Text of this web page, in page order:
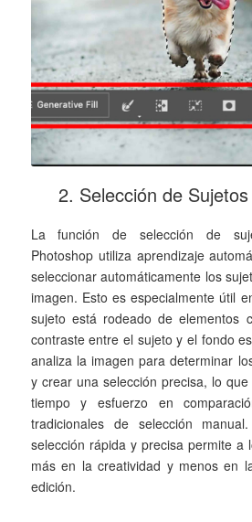
2. Selección de
La función de selección de
Photoshop utiliza aprendizaje
seleccionar automáticamente los
imagen. Esto es especialmente útil
sujeto está rodeado de elementos
contraste entre el sujeto y el fondo
analiza la imagen para determinar
y crear una selección precisa, lo
tiempo y esfuerzo en
tradicionales de selección
selección rápida y precisa permite a
más en la creatividad y menos en
edición.